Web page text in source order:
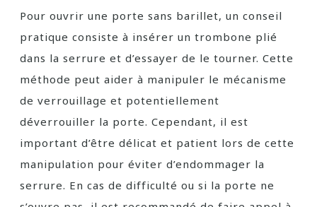
Pour ouvrir une porte sans barillet, un conseil
pratique consiste à insérer un trombone plié
dans la serrure et d’essayer de le tourner. Cette
méthode peut aider à manipuler le mécanisme
de verrouillage et potentiellement
déverrouiller la porte. Cependant, il est
important d’être délicat et patient lors de cette
manipulation pour éviter d’endommager la
serrure. En cas de difficulté ou si la porte ne